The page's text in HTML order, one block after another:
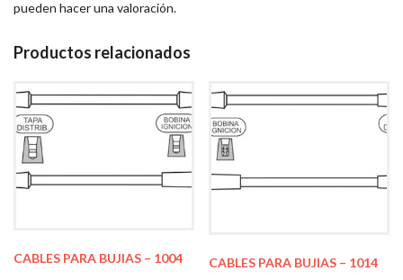
pueden hacer una valoración.
Productos relacionados
CABLES PARA BUJIAS – 1004 CABLES PARA BUJIAS – 1014